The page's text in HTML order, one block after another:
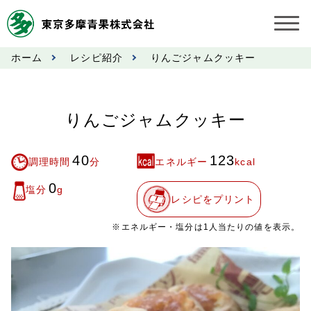
お知らせ
市況情報
奨励金受託手数料
営業日カレンダー
ホーム レシピ紹介 りんごジャムクッキー
りんごジャムクッキー
調理時間 40分 エネルギー 123kcal
塩分 0g
レシピをプリント
※エネルギー・塩分は1人当たりの値を表示。